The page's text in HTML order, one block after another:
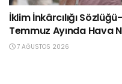
İklim İnkârcılığı
Temmuz Ayında Hava
7 AĞUSTOS 2026